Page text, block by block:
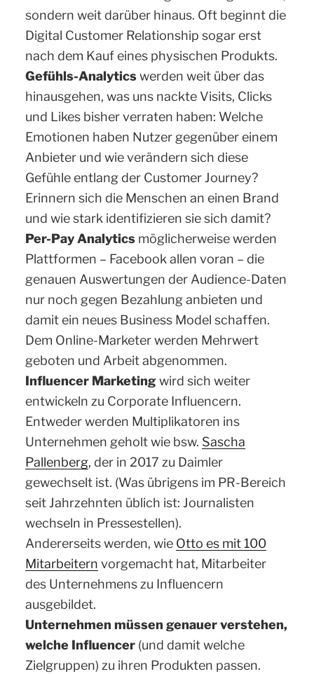
sondern weit darüber hinaus. Oft beginnt die
Digital Customer Relationship sogar erst
nach dem Kauf eines physischen Produkts.
Gefühls-Analyticswerden weit über das
hinausgehen, was uns nackte Visits, Clicks
und Likes bisher verraten haben: Welche
Emotionen haben Nutzer gegenüber einem
Anbieter und wie verändern sich diese
Gefühle entlang der Customer Journey?
Erinnern sich die Menschen an einen Brand
und wie stark identifizieren sie sich damit?
Per-Pay Analytics möglicherweise werden
Plattformen – Facebook allen voran – die
genauen Auswertungen der Audience-Daten
nur noch gegen Bezahlung anbieten und
damit ein neues Business Model schaffen.
Dem Online-Marketer werden Mehrwert
geboten und Arbeit abgenommen.
Influencer Marketingwird sich weiter
entwickeln zu Corporate Influencern.
Entweder werden Multiplikatoren ins
Unternehmen geholt wie bsw. Sascha
Pallenberg, der in 2017 zu Daimler
gewechselt ist. (Was übrigens im PR-Bereich
seit Jahrzehnten üblich ist: Journalisten
wechseln in Pressestellen).
Andererseits werden, wie Otto es mit 100
Mitarbeitern vorgemacht hat, Mitarbeiter
des Unternehmens zu Influencern
ausgebildet.
Unternehmen müssen genauer verstehen,
welche Influencer (und damit welche
Zielgruppen) zu ihren Produkten passen.